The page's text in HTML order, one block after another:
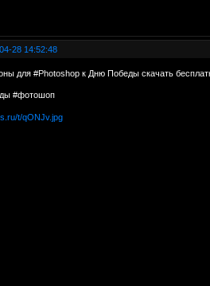
28 14:52:48
для #Photoshop к Дню Победы скачать
#фотошоп